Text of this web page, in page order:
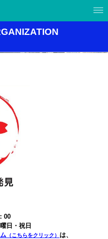
00
・祝日
（こちらをクリック） は、